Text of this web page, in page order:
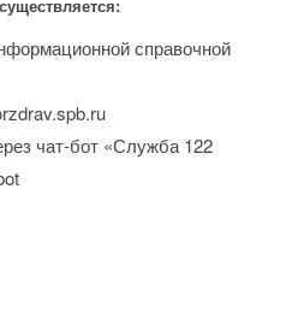
справочной
чат-бот «Служба 122